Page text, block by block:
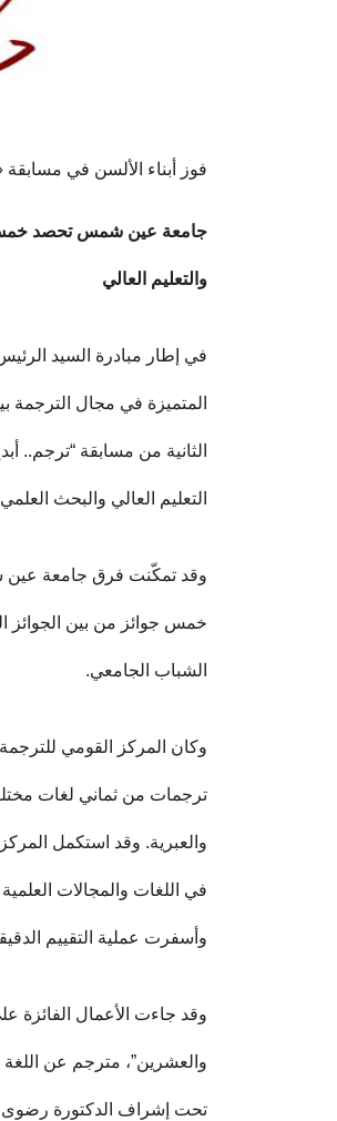
فوز أبناء الألسن في مسابقة
جامعة عين شمس تحصد خمس
والتعليم العالي
في إطار مبادرة السيد
المتميزة في مجال الترجمة
الثانية من مسابقة “ترجم..
التعليم العالي والبحث
وقد تمكّنت فرق جامعة عين
خمس جوائز من بين الجوائز
الشباب الجامعي.
ترجمات من ثماني لغات مختلفة،
والعبرية. وقد استكمل
في اللغات والمجالات
وأسفرت عملية التقييم
وقد جاءت الأعمال الفائزة
والعشرين”، مترجم عن
تحت إشراف الدكتورة رضوى